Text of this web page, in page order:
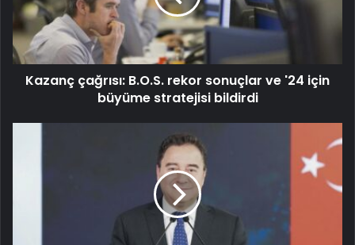
Kazanç çağrısı: B.O.S. rekor sonuçlar ve '24 için
büyüme stratejisi bildirdi